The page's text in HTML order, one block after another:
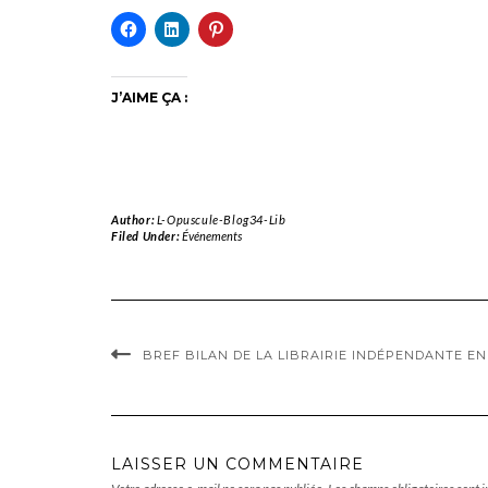
J’AIME ÇA :
Author:L-Opuscule-Blog34-Lib
Filed Under:Événements
BREF BILAN DE LA LIBRAIRIE INDÉPENDANTE
LAISSER UN COMMENTAIRE